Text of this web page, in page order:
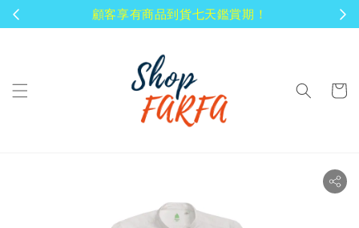
顧客享有商品到貨七天鑑賞期！